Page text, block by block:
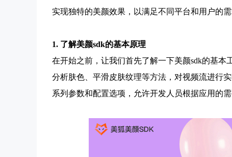
实现独特的美颜效果，以满足不同平台和用户的需
1. 了解美颜sdk的基本原理
在开始之前，让我们首先了解一下美颜sdk的基本
分析肤色、平滑皮肤纹理等方法，对视频流进行
系列参数和配置选项，允许开发人员根据应用的需